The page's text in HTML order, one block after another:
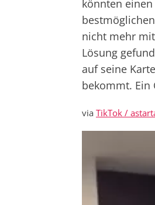
könnten
nicht mehr
Lösung
auf seine
bekommt. Ein
via TikTok /